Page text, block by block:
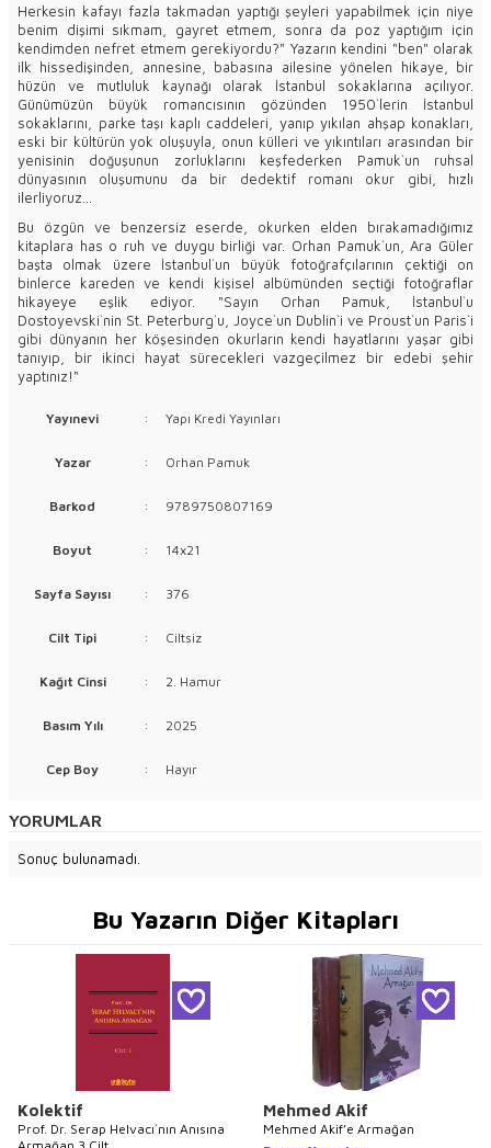
Herkesin kafayı fazla takmadan yaptığı şeyleri yapabilmek için niye
benim dişimi sıkmam, gayret etmem, sonra da poz yaptığım için
kendimden nefret etmem gerekiyordu?" Yazarın kendini "ben" olarak
ilk hissedişinden, annesine, babasına ailesine yönelen hikaye, bir
hüzün ve mutluluk kaynağı olarak İstanbul sokaklarına açılıyor.
Günümüzün büyük romancısının gözünden 1950`lerin İstanbul
sokaklarını, parke taşı kaplı caddeleri, yanıp yıkılan ahşap konakları,
eski bir kültürün yok oluşuyla, onun külleri ve yıkıntıları arasından bir
yenisinin doğuşunun zorluklarını keşfederken Pamuk`un ruhsal
dünyasının oluşumunu da bir dedektif romanı okur gibi, hızlı
ilerliyoruz...
Bu özgün ve benzersiz eserde, okurken elden bırakamadığımız
kitaplara has o ruh ve duygu birliği var. Orhan Pamuk`un, Ara Güler
başta olmak üzere İstanbul`un büyük fotoğrafçılarının çektiği on
binlerce kareden ve kendi kişisel albümünden seçtiği fotoğraflar
hikayeye eşlik ediyor. "Sayın Orhan Pamuk, İstanbul`u
Dostoyevski`nin St. Peterburg`u, Joyce`un Dublin`i ve Proust`un Paris`i
gibi dünyanın her köşesinden okurların kendi hayatlarını yaşar gibi
tanıyıp, bir ikinci hayat sürecekleri vazgeçilmez bir edebi şehir
yaptınız!"
Yayınevi : Yapı Kredi Yayınları
Yazar : Orhan Pamuk
Barkod : 9789750807169
Boyut : 14x21
Sayfa Sayısı : 376
Cilt Tipi : Ciltsiz
Kağıt Cinsi : 2. Hamur
Basım Yılı : 2025
Cep Boy : Hayır
YORUMLAR
Sonuç bulunamadı.
Bu Yazarın Diğer Kitapları
Kolektif
Prof. Dr. Serap Helvacı`nın Anısına
Mehmed Akif
Mehmed Akif’e Armağan